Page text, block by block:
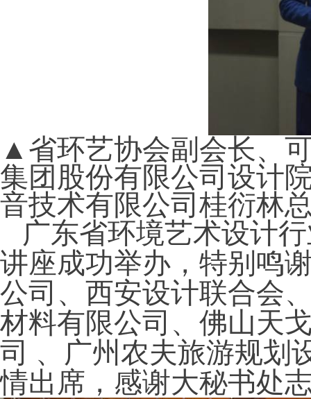
▲省环艺协会副会长、
集团股份有限公司设计
音技术有限公司桂衍林
广东省环境艺术设计
讲座成功举办，特别鸣
公司、西安设计联合会
材料有限公司、佛山天
司 、广州农夫旅游规划
情出席，感谢大秘书处